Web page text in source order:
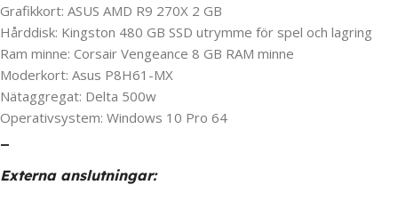
Grafikkort: ASUS AMD R9 270X 2 GB
Hårddisk: Kingston 480 GB SSD utrymme för spel och lagring
Ram minne: Corsair Vengeance 8 GB RAM minne
Moderkort: Asus P8H61-MX
Nätaggregat: Delta 500w
Operativsystem: Windows 10 Pro 64
Externa anslutningar: